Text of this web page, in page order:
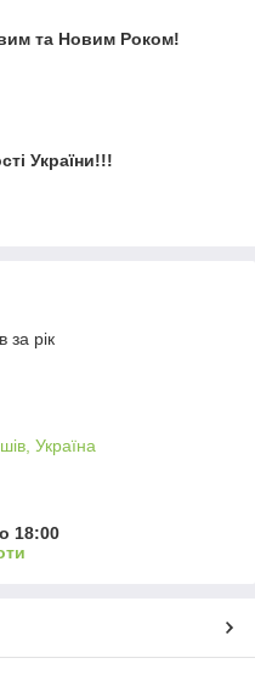
та Новим Роком!
України!!!
за рік
Україна
18:00